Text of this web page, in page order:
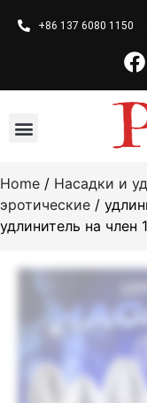
+86 137 6080 1150
Home / Насадки и
эротические /
удлинитель на член